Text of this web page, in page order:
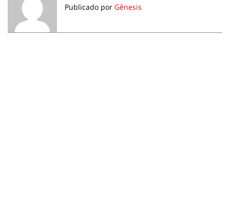
Publicado por Gênesis